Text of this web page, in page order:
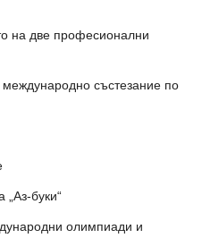
на две професионални
състезание по
буки“
олимпиади и